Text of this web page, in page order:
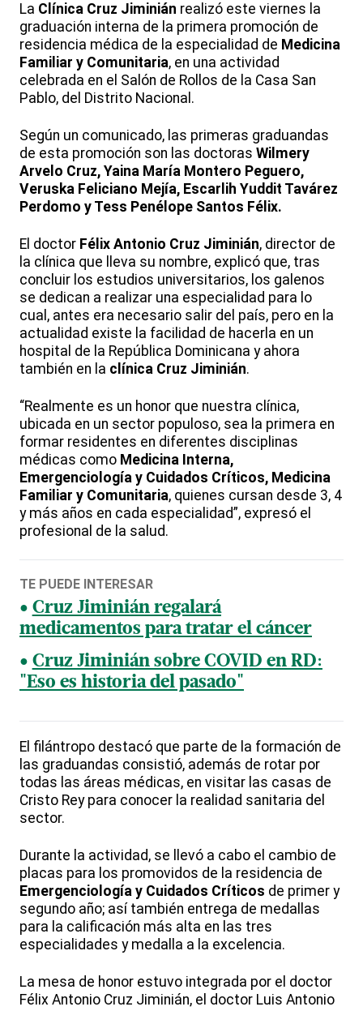
La Clínica Cruz Jiminián realizó este viernes la
graduación interna de la primera promoción de
residencia médica de la especialidad de Medicina
Familiar y Comunitaria, en una actividad
celebrada en el Salón de Rollos de la Casa San
Pablo, del Distrito Nacional.
Según un comunicado, las primeras graduandas
de esta promoción son las doctoras Wilmery
Arvelo Cruz, Yaina María Montero Peguero,
Veruska Feliciano Mejía, Escarlih Yuddit Tavárez
Perdomo y Tess Penélope Santos Félix.
El doctor Félix Antonio Cruz Jiminián, director de
la clínica que lleva su nombre, explicó que, tras
concluir los estudios universitarios, los galenos
se dedican a realizar una especialidad para lo
cual, antes era necesario salir del país, pero en la
actualidad existe la facilidad de hacerla en un
hospital de la República Dominicana y ahora
también en la clínica Cruz Jiminián.
“Realmente es un honor que nuestra clínica,
ubicada en un sector populoso, sea la primera en
formar residentes en diferentes disciplinas
médicas como Medicina Interna,
Emergenciología y Cuidados Críticos, Medicina
Familiar y Comunitaria, quienes cursan desde 3, 4
y más años en cada especialidad”, expresó el
profesional de la salud.
TE PUEDE INTERESAR
Cruz Jiminián regalará
medicamentos para tratar el cáncer
Cruz Jiminián sobre COVID en RD:
"Eso es historia del pasado"
El filántropo destacó que parte de la formación de
las graduandas consistió, además de rotar por
todas las áreas médicas, en visitar las casas de
Cristo Rey para conocer la realidad sanitaria del
sector.
Durante la actividad, se llevó a cabo el cambio de
placas para los promovidos de la residencia de
Emergenciología y Cuidados Críticos de primer y
segundo año; así también entrega de medallas
para la calificación más alta en las tres
especialidades y medalla a la excelencia.
La mesa de honor estuvo integrada por el doctor
Félix Antonio Cruz Jiminián, el doctor Luis Antonio